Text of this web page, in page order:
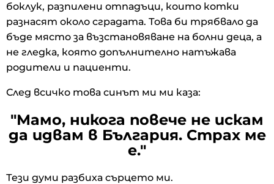
боклук, разпилени отпадъци, които котки
разнасят около сградата. Това би трябвало да
бъде място за възстановяване на болни деца, а
не гледка, която допълнително натъжава
родители и пациенти.
След всичко това синът ми ми каза:
"Мамо, никога повече не искам
да идвам в България. Страх ме
е."
Тези думи разбиха сърцето ми.